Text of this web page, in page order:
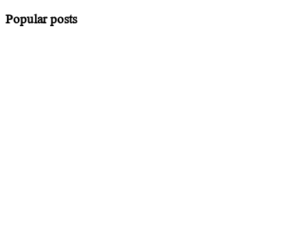
Popular posts